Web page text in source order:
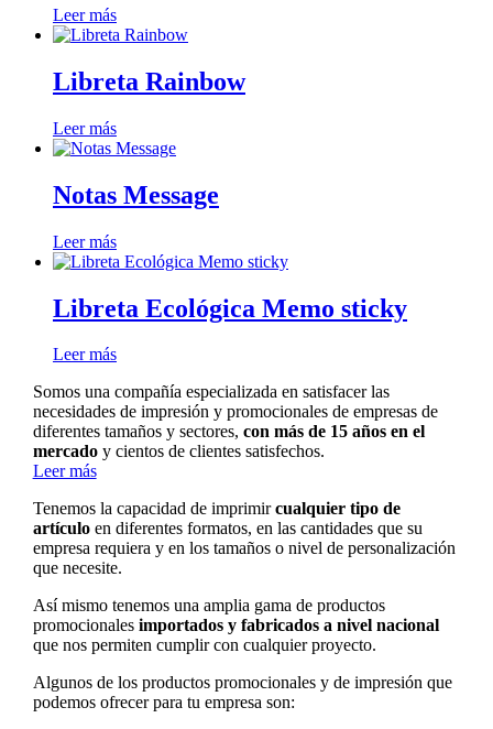
Leer más
Libreta Rainbow
Leer más
Notas Message
Leer más
Libreta Ecológica Memo sticky
Leer más
Somos una compañía especializada en satisfacer las
necesidades de impresión y promocionales de empresas de
diferentes tamaños y sectores, con más de 15 años en el
mercadoy cientos de clientes satisfechos.
Leer más
Tenemos la capacidad de imprimircualquier tipo de
artículoen diferentes formatos, en las cantidades que su
empresa requiera y en los tamaños o nivel de personalización
que necesite.
Así mismo tenemos una amplia gama de productos
promocionales importados y fabricados a nivel nacional
que nos permiten cumplir con cualquier proyecto.
Algunos de los productos promocionales y de impresión que
podemos ofrecer para tu empresa son: